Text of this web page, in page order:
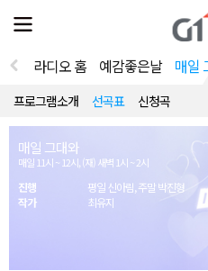
전
체
뉴
열
라디오 홈 예감좋은날 매일
프로그램소개 선곡표 신청곡
매일 그대와
매일 11시 ~ 12시, (재) 새벽 1시 ~ 2시
진행
평일 신아림, 주말 박진형
작가
최유지